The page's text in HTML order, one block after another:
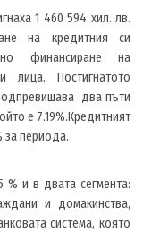
1 460 594 хил. лв.
на кредитния си
финансиране на
лица. Постигнатото
два пъти
е 7.19%.Кредитният
за периода.
% и в двата сегмента:
и домакинства,
система, която